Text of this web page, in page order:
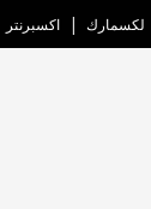
لكسمارك اكسبرنتر